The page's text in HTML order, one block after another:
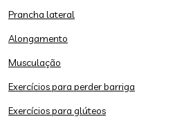
Prancha lateral
Alongamento
Musculação
Exercícios para perder barriga
Exercícios para glúteos